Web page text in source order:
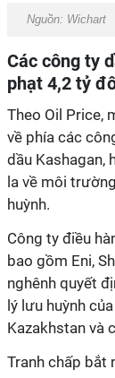
Nguồn: Wichart
Các công ty
phạt 4,2 tỷ
Theo Oil Price,
về phía các
dầu Kashagan,
la về môi
huỳnh.
Công ty điều
bao gồm Eni,
nghênh quyết
lý lưu huỳnh
Kazakhstan và
Tranh chấp bắt